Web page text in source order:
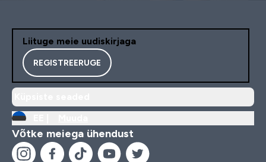
Liituge meie uudiskirjaga
REGISTREERUGE
Võtke meiega ühendust